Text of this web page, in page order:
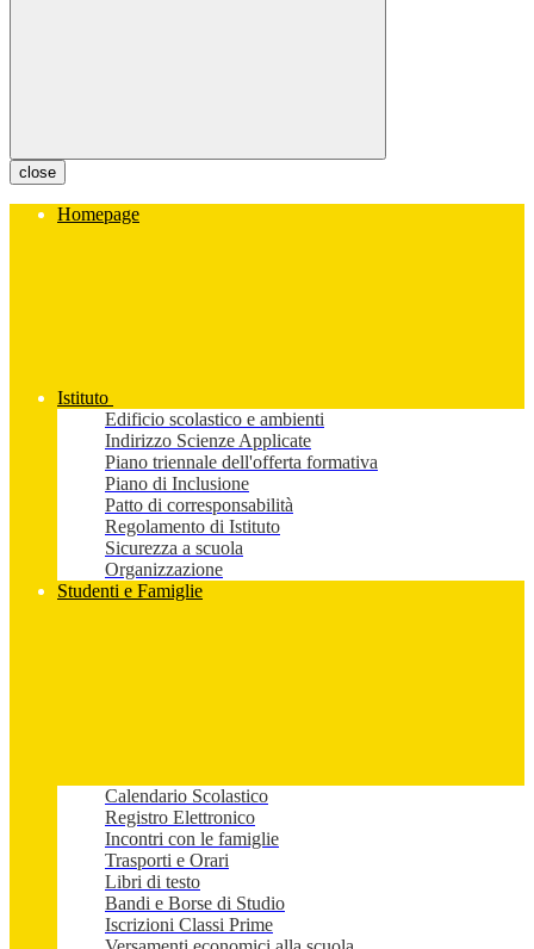
close
Homepage
Istituto
Edificio scolastico e ambienti
Indirizzo Scienze Applicate
Piano triennale dell'offerta formativa
Piano di Inclusione
Patto di corresponsabilità
Regolamento di Istituto
Sicurezza a scuola
Organizzazione
Studenti e Famiglie
Calendario Scolastico
Registro Elettronico
Incontri con le famiglie
Trasporti e Orari
Libri di testo
Bandi e Borse di Studio
Iscrizioni Classi Prime